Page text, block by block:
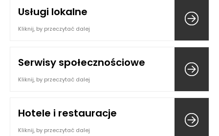
Usługi lokalne
Kliknij, by przeczytać dalej
Serwisy społecznościowe
Kliknij, by przeczytać dalej
Hotele i restauracje
Kliknij, by przeczytać dalej